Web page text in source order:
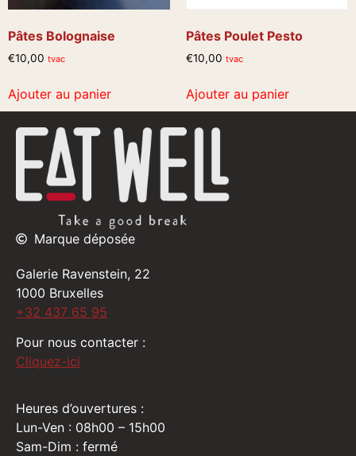
Pâtes Bolognaise
€10,00 tvac
Ajouter au panier
Pâtes Poulet Pesto
€10,00 tvac
Ajouter au panier
Marque déposée
Galerie Ravenstein, 22
1000 Bruxelles
+32 437 65 95
Pour nous contacter :
Cliquez-ici
Heures d’ouvertures :
Lun-Ven : 08h00 – 15h00
Sam-Dim : fermé